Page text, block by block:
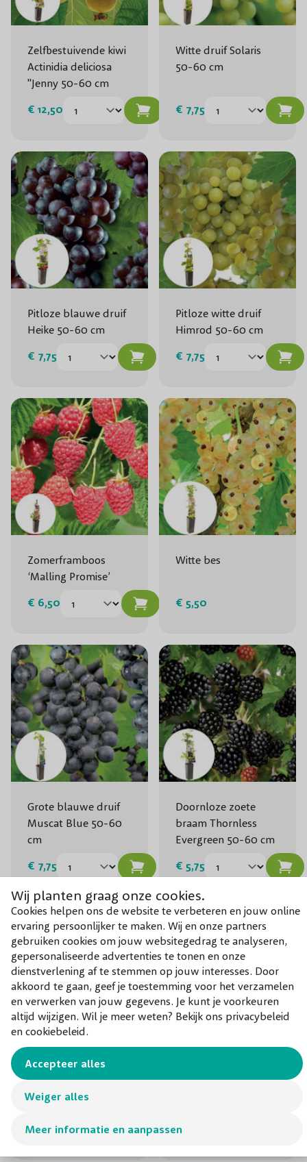
Wij planten graag onze cookies.
Cookies helpen ons de website te verbeteren en jouw online
ervaring persoonlijker te maken. Wij en onze partners
gebruiken cookies om jouw websitegedrag te analyseren,
gepersonaliseerde advertenties te tonen en onze
dienstverlening af te stemmen op jouw interesses. Door
akkoord te gaan, geef je toestemming voor het verzamelen
en verwerken van jouw gegevens. Je kunt je voorkeuren
altijd wijzigen. Wil je meer weten? Bekijk ons privacybeleid
en cookiebeleid.
Meer informatie en aanpassen
Weiger alles
Accepteer alles
Zelfbestuivende kiwi
Actinidia deliciosa
"Jenny 50-60 cm
€ 12,50
Witte druif Solaris
50-60 cm
€ 7,75
Pitloze blauwe druif
Heike 50-60 cm
€ 7,75
Pitloze witte druif
Himrod 50-60 cm
€ 7,75
Zomerframboos
‘Malling Promise’
€ 6,50
Witte bes
€ 5,50
Grote blauwe druif
Muscat Blue 50-60
cm
€ 7,75
Doornloze zoete
braam Thornless
Evergreen 50-60 cm
€ 5,75
Doornloze braam
€ 7,75
€ 6,95